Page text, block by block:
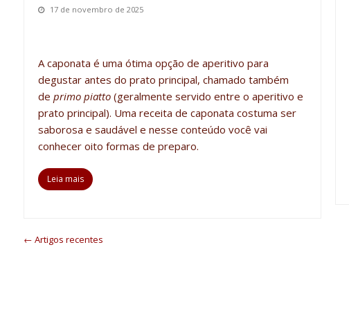
17 de novembro de 2025
A caponata é uma ótima opção de aperitivo para
degustar antes do prato principal, chamado também
de primo piatto (geralmente servido entre o aperitivo e
prato principal). Uma receita de caponata costuma ser
saborosa e saudável e nesse conteúdo você vai
conheceroito formas de preparo.
Leia mais
← Artigos recentes